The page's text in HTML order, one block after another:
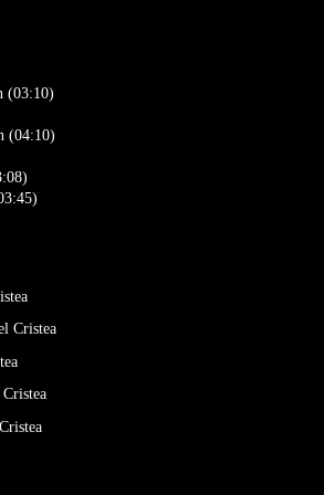
(03:10)
(04:10)
Cristea